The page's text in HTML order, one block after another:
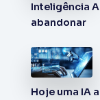
Inteligência
abandonar
Hoje uma IA